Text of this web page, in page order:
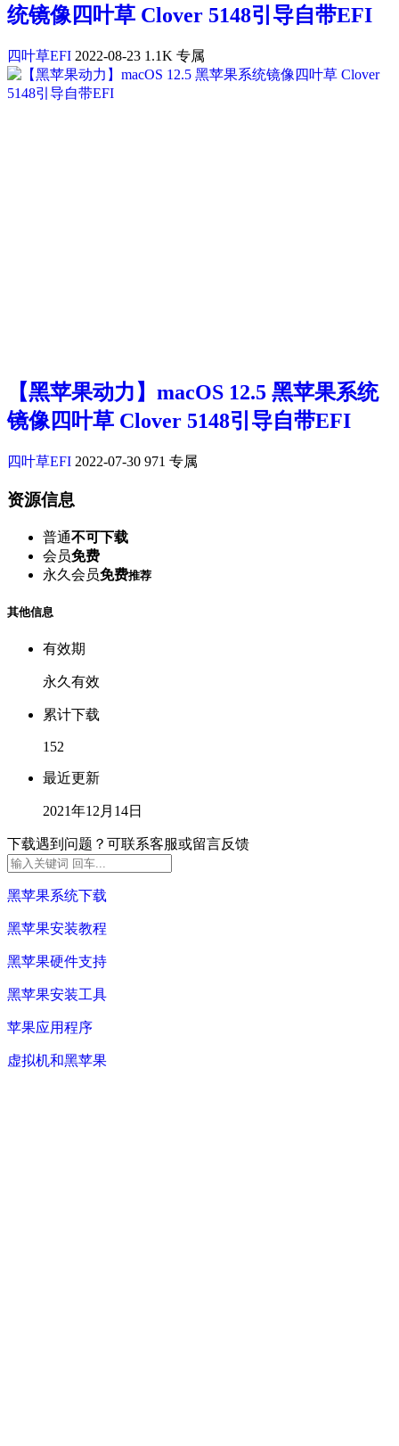
统镜像四叶草 Clover 5148引导自带EFI
四叶草EFI 2022-08-23 1.1K 专属
【黑苹果动力】macOS 12.5 黑苹果系统
镜像四叶草 Clover 5148引导自带EFI
四叶草EFI 2022-07-30 971 专属
资源信息
普通不可下载
会员免费
永久会员免费推荐
其他信息
有效期
永久有效
累计下载
152
最近更新
2021年12月14日
下载遇到问题？可联系客服或留言反馈
黑苹果系统下载
黑苹果安装教程
黑苹果硬件支持
黑苹果安装工具
苹果应用程序
虚拟机和黑苹果